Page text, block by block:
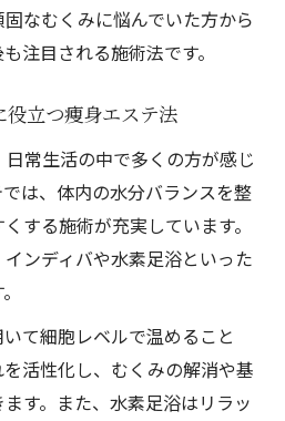
なむくみに悩んでいた方から
注目される施術法です。
立つ痩身エステ法
常生活の中で多くの方が感じ
は、体内の水分バランスを整
する施術が充実しています。
ンディバや水素足浴といった
て細胞レベルで温めること
活性化し、むくみの解消や基
す。また、水素足浴はリラッ